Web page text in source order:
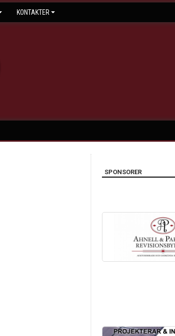
KONTAKTER
SPONSORER